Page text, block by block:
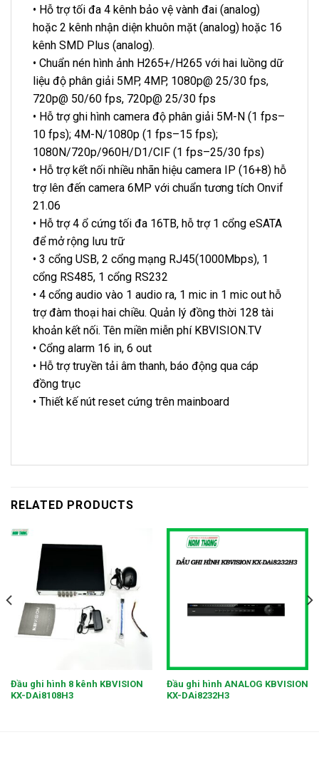
• Hỗ trợ tối đa 4 kênh bảo vệ vành đai (analog)
hoặc 2 kênh nhận diện khuôn mặt (analog) hoặc 16
kênh SMD Plus (analog).
• Chuẩn nén hình ảnh H265+/H265 với hai luồng dữ
liệu độ phân giải 5MP, 4MP, 1080p@ 25/30 fps,
720p@ 50/60 fps, 720p@ 25/30 fps
• Hỗ trợ ghi hình camera độ phân giải 5M-N (1 fps–
10 fps); 4M-N/1080p (1 fps–15 fps);
1080N/720p/960H/D1/CIF (1 fps–25/30 fps)
• Hỗ trợ kết nối nhiều nhãn hiệu camera IP (16+8) hỗ
trợ lên đến camera 6MP với chuẩn tương tích Onvif
21.06
• Hỗ trợ 4 ổ cứng tối đa 16TB, hỗ trợ 1 cổng eSATA
để mở rộng lưu trữ
• 3 cổng USB, 2 cổng mạng RJ45(1000Mbps), 1
cổng RS485, 1 cổng RS232
• 4 cổng audio vào 1 audio ra, 1 mic in 1 mic out hỗ
trợ đàm thoại hai chiều. Quản lý đồng thời 128 tài
khoản kết nối. Tên miền miễn phí KBVISION.TV
• Cổng alarm 16 in, 6 out
• Hỗ trợ truyền tải âm thanh, báo động qua cáp
đồng trục
• Thiết kế nút reset cứng trên mainboard
RELATED PRODUCTS
Đầu ghi hình 8 kênh KBVISION
KX-DAi8108H3
Đầu ghi hình ANALOG KBVISION
KX-DAi8232H3